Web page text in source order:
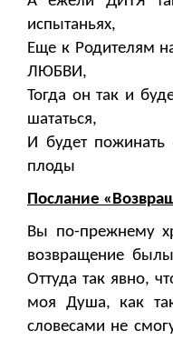
испытаньях,
Еще к Родителям
ЛЮБВИ,
Тогда он так и
шататься,
И будет пожинать
плоды
Послание
Вы по-прежнему
возвращение
Оттуда так явно,
моя Душа, как
словесами не